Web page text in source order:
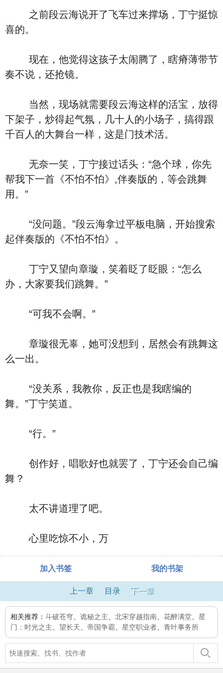
之前段云海说开了飞车过来撑场，丁宁挺惊
喜的。
现在，他觉得这孩子太闹腾了，瞎瘠薄带节
奏不说，还抢镜。
当然，现场就需要段云海这样的活宝，放得
下架子，炒得起气氛，几十人的小场子，搞得跟
千百人的大舞台一样，这是门技术活。
无奈一笑，丁宁接过话头：“急个球，你先
帮我下一首《不怕不怕》,伴奏版的，等会跳舞
用。”
“没问题。”段云海拿过平板电脑，开始搜索
起伴奏版的《不怕不怕》。
丁宁又望向章璇，笑着眨了眨眼：“怎么
办，大家要我们跳舞。”
“可我不会啊。”
章璇很无辜，她可没想到，居然会有跳舞这
么一出。
“没关系，我教你，反正也是我瞎编的
舞。”丁宁笑道。
“行。”
创作好，唱歌好也就罢了，丁宁还会自己编
舞？
太不讲道理了吧。
心里吃惊不小，万
加入书签 我的书架
上一章 目录 下一章
相关推荐： 斗破苍穹 诡秘之主 北宋穿越指南 花醉满堂
星
门：时光之主
望长天 帝国争霸 星空职业者 青叶事务所